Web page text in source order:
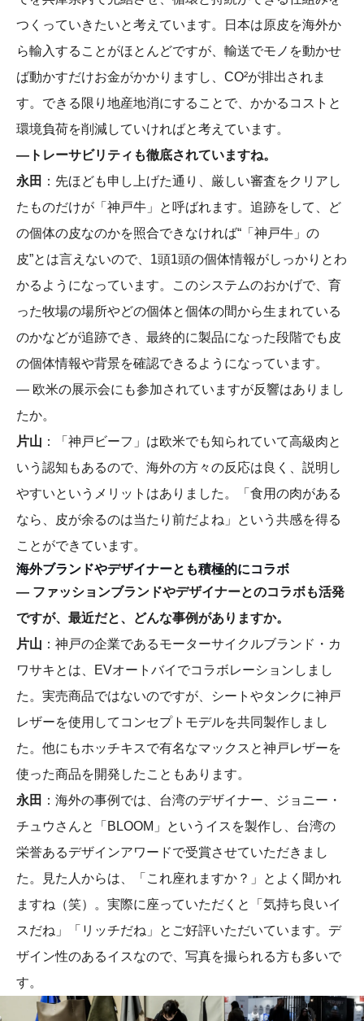
つくっていきたいと考えています。日本は原皮を海外か
ら輸入することがほとんどですが、輸送でモノを動かせ
ば動かすだけお金がかかりますし、CO²が排出されま
す。できる限り地産地消にすることで、かかるコストと
環境負荷を削減していければと考えています。
―トレーサビリティも徹底されていますね。
永田 ：先ほども申し上げた通り、厳しい審査をクリアし
たものだけが「神戸牛」と呼ばれます。追跡をして、ど
の個体の皮なのかを照合できなければ“「神戸牛」の
皮”とは言えないので、1頭1頭の個体情報がしっかりとわ
かるようになっています。このシステムのおかげで、育
った牧場の場所やどの個体と個体の間から生まれている
のかなどが追跡でき、最終的に製品になった段階でも皮
の個体情報や背景を確認できるようになっています。
― 欧米の展示会にも参加されていますが反響はありまし
たか。
片山 ：「神戸ビーフ」は欧米でも知られていて高級肉と
いう認知もあるので、海外の方々の反応は良く、説明し
やすいというメリットはありました。「食用の肉がある
なら、皮が余るのは当たり前だよね」という共感を得る
ことができています。
海外ブランドやデザイナーとも積極的にコラボ
― ファッションブランドやデザイナーとのコラボも活発
ですが、最近だと、どんな事例がありますか。
片山 ：神戸の企業であるモーターサイクルブランド・カ
ワサキとは、EVオートバイでコラボレーションしまし
た。実売商品ではないのですが、シートやタンクに神戸
レザーを使用してコンセプトモデルを共同製作しまし
た。他にもホッチキスで有名なマックスと神戸レザーを
使った商品を開発したこともあります。
永田 ：海外の事例では、台湾のデザイナー、ジョニー・
チュウさんと「BLOOM」というイスを製作し、台湾の
栄誉あるデザインアワードで受賞させていただきまし
た。見た人からは、「これ座れますか？」とよく聞かれ
ますね（笑）。実際に座っていただくと「気持ち良いイ
スだね」「リッチだね」とご好評いただいています。デ
ザイン性のあるイスなので、写真を撮られる方も多いで
す。